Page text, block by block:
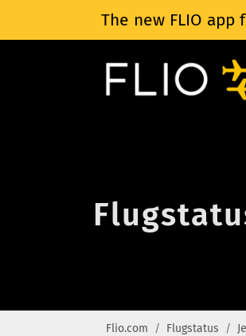
The new FLIO
Flio.com Flugstatus